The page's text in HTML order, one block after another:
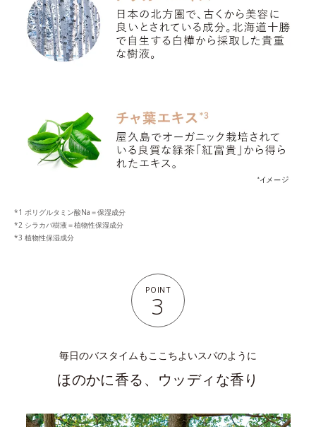
*1 ポリグルタミン酸Na＝保湿成分
*2 シラカバ樹液＝植物性保湿成分
*3 植物性保湿成分
POINT
3
毎日のバスタイムもここちよいスパのように
ほのかに香る、ウッディな香り